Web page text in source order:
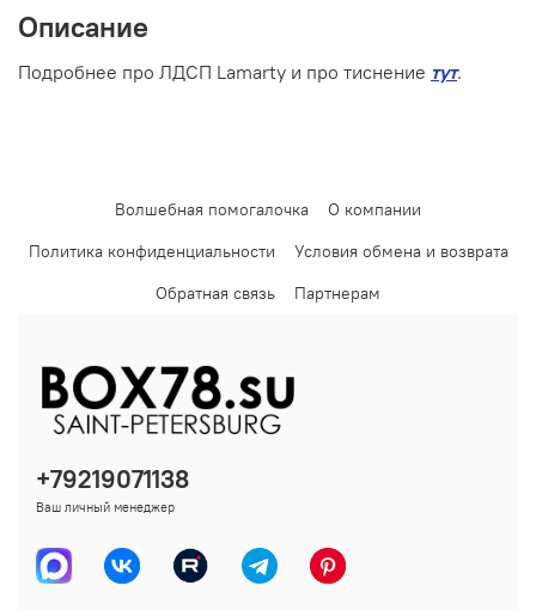
Описание
Подробнее про ЛДСП Lamarty и про тиснение тут.
Волшебная помогалочка
О компании
Политика конфиденциальности
Условия обмена и возврата
Обратная связь
Партнерам
+79219071138
Ваш личный менеджер